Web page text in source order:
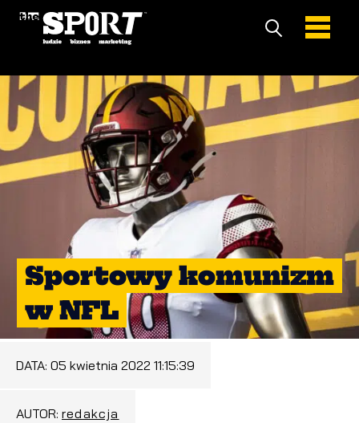
Sportowy komunizm
w NFL
DATA: 05 kwietnia 2022 11:15:39
AUTOR: redakcja